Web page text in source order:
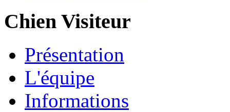
Chien Visiteur
Présentation
L'équipe
Informations